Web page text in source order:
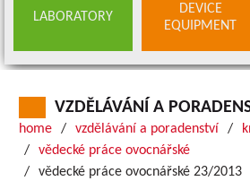
LABORATORY
DEVICE
EQUIPMENT
VZDĚLÁVÁNÍ A
home vzdělávání a poradenství
vědecké práce ovocnářské
vědecké práce ovocnářské 23/2013